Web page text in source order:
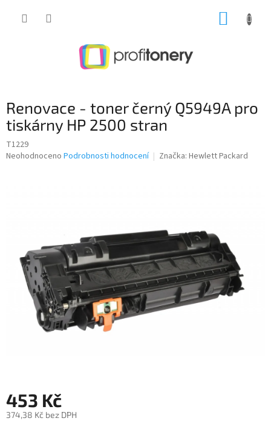
Renovace - toner černý Q5949A pro
tiskárny HP 2500 stran
T1229
Průměrné
Neohodnoceno Podrobnosti hodnocení Značka: Hewlett Packard
453 Kč
374,38 Kč bez DPH